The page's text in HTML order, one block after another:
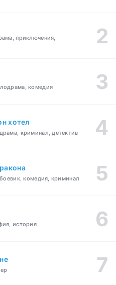
приключения,
комедия
хотел
криминал, детектив
комедия, криминал
история